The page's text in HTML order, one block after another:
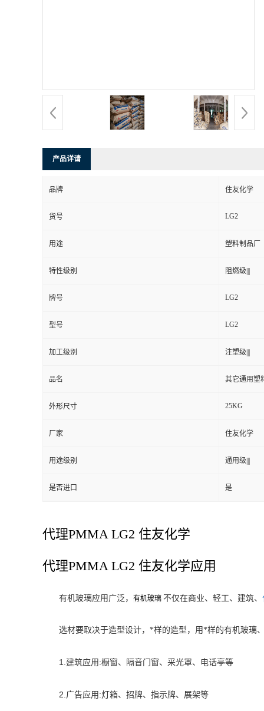
产品详请
品牌 住友化学
货号 LG2
用途 塑料制品厂
特性级别 阻燃级|||
牌号 LG2
型号 LG2
加工级别 注塑级|||
品名 其它通用塑
外形尺寸 25KG
厂家 住友化学
用途级别 通用级|||
是否进口 是
代理PMMA LG2 住友化学
代理PMMA LG2 住友化学应用
有机玻璃应用广泛， 有机玻璃 不仅在商业、轻工、建筑、
选材要取决于造型设计，*样的造型，用*样的有机玻璃
1. 建筑应用 :橱窗、隔音门窗、采光罩、电话亭等
2. 广告应用 :灯箱、招牌、指示牌、展架等